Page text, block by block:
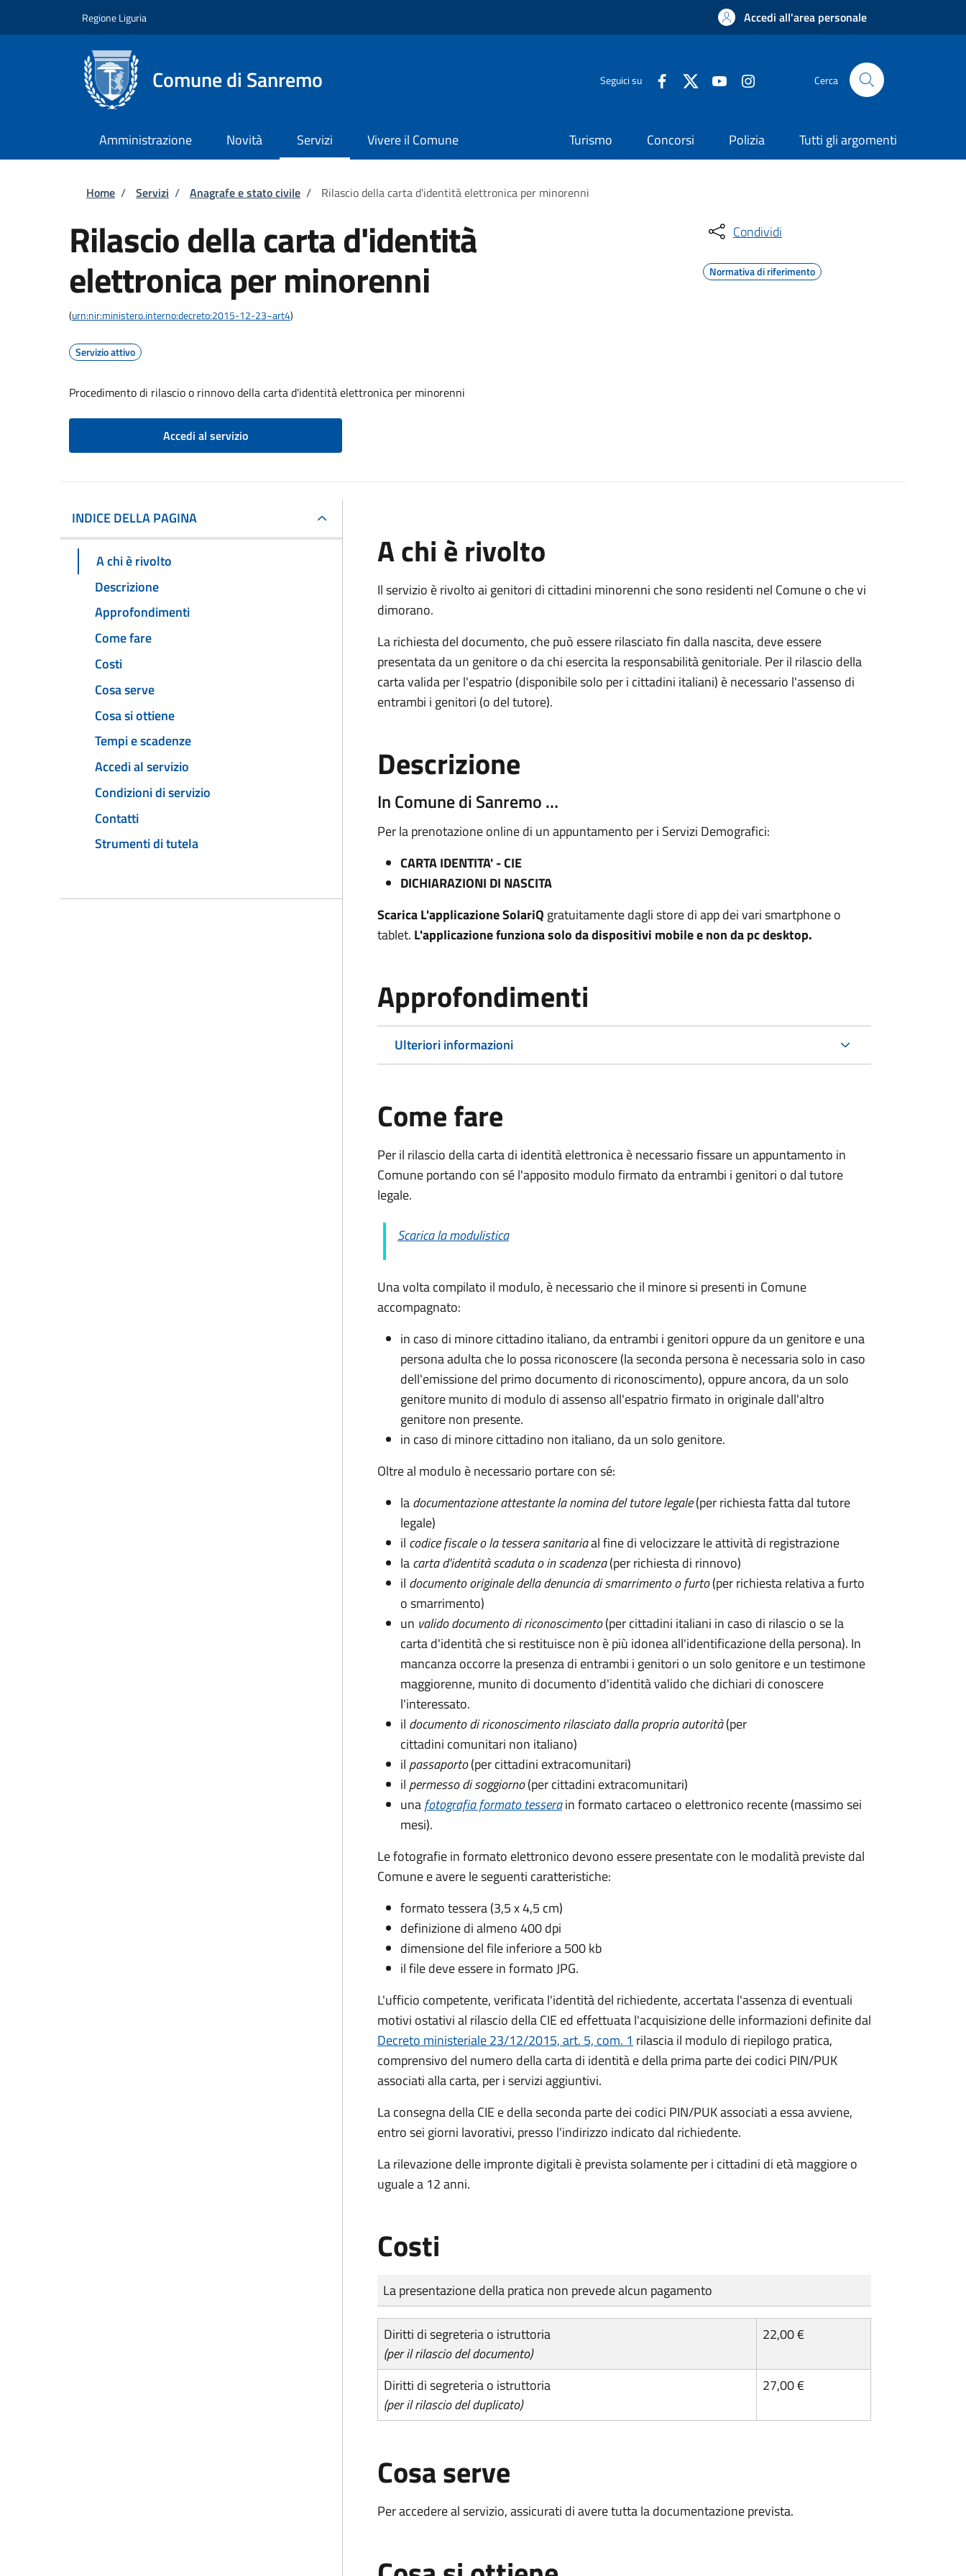
Regione Liguria Accedi all'area personale
Comune di Sanremo Seguici su Cerca
Amministrazione Novità Servizi Vivere il Comune Turismo Concorsi Polizia Tutti gli argomenti
Briciole di pane
Home / Servizi / Anagrafe e stato civile / Rilascio della carta d'identità elettronica per minorenni
Rilascio della carta d'identità
elettronica per minorenni
(urn:nir:ministero.interno:decreto:2015-12-23~art4)
Servizio attivo
Procedimento di rilascio o rinnovo della carta d'identità elettronica per minorenni
Accedi al servizio
Condividi
Normativa di riferimento
INDICE DELLA PAGINA
A chi è rivolto
Descrizione
Approfondimenti
Come fare
Costi
Cosa serve
Cosa si ottiene
Tempi e scadenze
Accedi al servizio
Condizioni di servizio
Contatti
Strumenti di tutela
A chi è rivolto
Il servizio è rivolto ai genitori di cittadini minorenni che sono residenti nel Comune o che vi
dimorano.
La richiesta del documento, che può essere rilasciato fin dalla nascita, deve essere
presentata da un genitore o da chi esercita la responsabilità genitoriale. Per il rilascio della
carta valida per l'espatrio (disponibile solo per i cittadini italiani) è necessario l'assenso di
entrambi i genitori (o del tutore).
Descrizione
In Comune di Sanremo …
Per la prenotazione online di un appuntamento per i Servizi Demografici:
CARTAIDENTITA' - CIE
DICHIARAZIONI DI NASCITA
Scarica L'applicazioneSolariQ gratuitamente daglistoredi app dei vari smartphone o
tablet. L'applicazione funziona solo da dispositivi mobile e non da pc desktop.
Approfondimenti
Ulteriori informazioni
Come fare
Per il rilascio della carta di identità elettronica è necessario fissare un appuntamento in
Comune portando con sé l'apposito modulo firmato da entrambi i genitori o dal tutore
legale.
Scarica la modulistica
Una volta compilato il modulo, è necessario che il minore si presenti in Comune
accompagnato:
in caso di minore cittadino italiano, da entrambi i genitori oppure da un genitore e una
persona adulta che lo possa riconoscere (la seconda persona è necessaria solo in caso
dell'emissione del primo documento di riconoscimento), oppure ancora, da un solo
genitore munito di modulo di assenso all'espatrio firmato in originale dall'altro
genitore non presente.
in caso di minore cittadino non italiano, da un solo genitore.
Oltre al modulo è necessario portare con sé:
ladocumentazioneattestante la nomina del tutore legale(per richiesta fatta dal tutore
legale)
il codice fiscale o la tessera sanitariaal fine di velocizzare le attività di registrazione
lacarta d'identità scaduta o in scadenza(per richiesta di rinnovo)
il documento originale della denuncia di smarrimento o furto(per richiesta relativa a furto
o smarrimento)
un valido documento di riconoscimento(per cittadini italiani in caso di rilascio o se la
carta d'identità che si restituisce non è più idonea all'identificazione della persona). In
mancanza occorre la presenza di entrambi i genitori o un solo genitore e un testimone
maggiorenne, munito di documento d'identità valido che dichiari di conoscere
l'interessato.
il documento di riconoscimento rilasciato dalla propria autorità(per
cittadini comunitari non italiano)
il passaporto(per cittadini extracomunitari)
il permesso di soggiorno(per cittadini extracomunitari)
unafotografia formato tesserain formato cartaceo o elettronico recente (massimo sei
mesi).
Le fotografie in formato elettronico devono essere presentate con le modalità previste dal
Comune e avere le seguenti caratteristiche:
formato tessera (3,5 x 4,5 cm)
definizione di almeno 400 dpi
dimensione del file inferiore a 500 kb
il file deve essere in formato JPG.
L'ufficio competente, verificata l'identità del richiedente, accertata l'assenza di eventuali
motivi ostativi al rilascio della CIE ed effettuata l'acquisizione delle informazioni definite dal
Decreto ministeriale 23/12/2015, art. 5, com. 1 rilascia il modulo di riepilogo pratica,
comprensivo del numero della carta di identità e della prima parte dei codici PIN/PUK
associati alla carta, per i servizi aggiuntivi.
La consegna della CIE e della seconda parte dei codici PIN/PUK associati a essa avviene,
entro sei giorni lavorativi, presso l'indirizzo indicato dal richiedente.
La rilevazione delle impronte digitali è prevista solamente per i cittadini di età maggiore o
uguale a 12 anni.
Costi
Tipo di pagamento
Importo
La presentazione della pratica non prevede alcun pagamento
Diritti di segreteria o istruttoria
(per il rilascio del documento)
22,00 €
Diritti di segreteria o istruttoria
(per il rilascio del duplicato)
27,00 €
Cosa serve
Per accedere al servizio, assicurati di avere tutta la documentazione prevista.